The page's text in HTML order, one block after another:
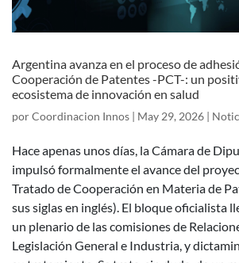
Argentina avanza en el proceso de
Cooperación de Patentes -PCT-: un
ecosistema de innovación en salud
porCoordinacion Innos | May 29, 2026 |
Hace apenas unos días, la Cámara de
impulsó formalmente el avance del
Tratado de Cooperación en Materia de
sus siglas en inglés). El bloque oficialista
un plenario de las comisiones de
Legislación General e Industria, y